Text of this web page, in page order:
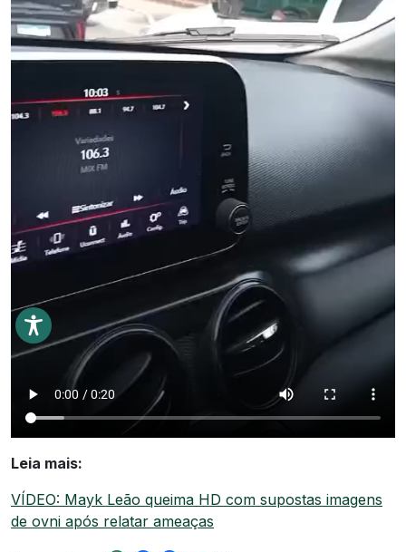
Leia mais:
VÍDEO: Mayk Leão queima HD com supostas imagens
de ovni após relatar ameaças